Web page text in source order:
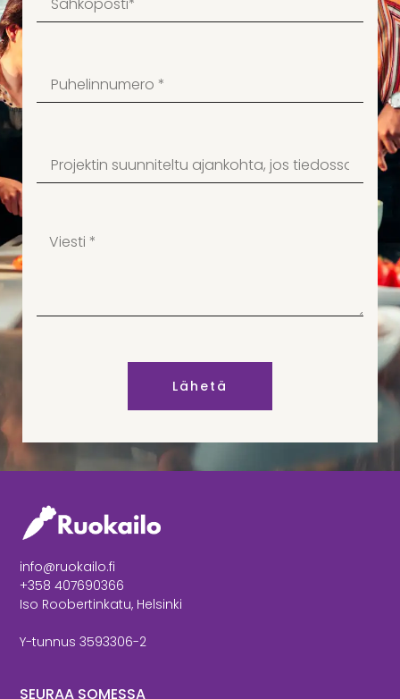
Lähetä
info@ruokailo.fi
+358 407690366
Iso Roobertinkatu, Helsinki
Y-tunnus 3593306-2
SEURAA SOMESSA